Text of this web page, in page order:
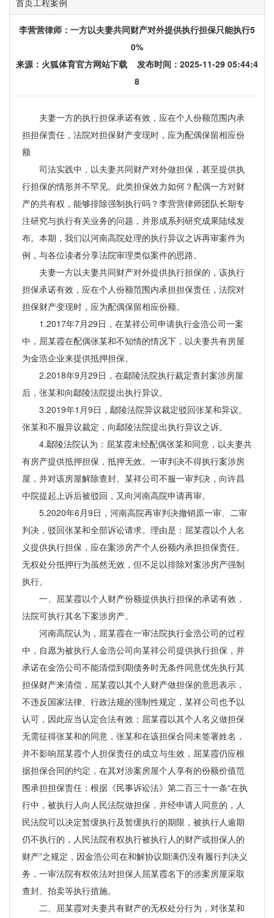
首页工程案例
李营营律师：一方以夫妻共同财产对外提供执行担保只能执行5
0%
来源： 火狐体育官方网站下载 发布时间：2025-11-29 05:44:4
8
夫妻一方的执行担保承诺有效，应在个人份额范围内承
担担保责任，法院对担保财产变现时，应为配偶保留相应份
额
司法实践中，以夫妻共同财产对外做担保，甚至提供执
行担保的情形并不罕见。此类担保效力如何？配偶一方对财
产的共有权，能够排除强制执行吗？李营营律师团队长期专
注研究与执行有关业务的问题，并形成系列研究成果陆续发
布。本期，我们以河南高院处理的执行异议之诉再审案件为
例，与各位读者分享法院审理类似案件的思路。
夫妻一方以夫妻共同财产对外提供执行担保的，该执行
担保承诺有效，应在个人份额范围内承担担保责任，法院对
担保财产变现时，应为配偶保留相应份额。
1.2017年7月29日，在某祥公司申请执行金浩公司一案
中，屈某霞在配偶张某和不知情的情况下，以夫妻共有房屋
为金浩企业来提供抵押担保。
2.2018年9月29日，在鄢陵法院执行裁定查封案涉房屋
后，张某和向鄢陵法院提出执行异议。
3.2019年1月9日，鄢陵法院异议裁定驳回张某和异议。
张某和不服异议裁定，向鄢陵法院提出执行异议之诉。
4.鄢陵法院认为：屈某霞未经配偶张某和同意，以夫妻共
有房产提供抵押担保，抵押无效。一审判决不得执行案涉房
屋，并对该房屋解除查封。某祥公司不服一审判决，向许昌
中院提起上诉后被驳回，又向河南高院申请再审。
5.2020年6月9日，河南高院再审判决撤销原一审、二审
判决，驳回张某和全部诉讼请求。理由是：屈某霞以个人名
义提供执行担保，应在案涉房产个人份额内承担担保责任。
无权处分抵押行为虽然无效，但不足以排除对案涉房产强制
执行。
一、屈某霞以个人财产份额提供执行担保的承诺有效，
法院可执行其名下案涉房产。
河南高院认为，屈某霞在一审法院执行金浩公司的过程
中，自愿为被执行人金浩公司向某祥公司提供执行担保，并
承诺在金浩公司不能清偿到期债务时无条件同意优先执行其
担保财产来清偿，屈某霞以其个人财产做担保的意思表示，
不违反国家法律、行政法规的强制性规定，某祥公司也予以
认可，因此应当认定合法有效；屈某霞以其个人名义做担保
无需征得张某和的同意，张某和在该担保合同未签署姓名，
并不影响屈某霞个人担保责任的成立与生效，屈某霞仍应根
据担保合同的约定，在其对涉案房屋个人享有的份额价值范
围承担担保责任；根据《民事诉讼法》第二百三十一条“在执
行中，被执行人向人民法院做担保，并经申请人同意的，人
民法院可以决定暂缓执行及暂缓执行的期限，被执行人逾期
仍不执行的，人民法院有权执行被执行人的财产或担保人的
财产”之规定，因金浩公司在和解协议期满仍没有履行判决义
务，一审法院有权依法对担保人屈某霞名下的涉案房屋采取
查封、拍卖等执行措施。
二、屈某霞对夫妻共有财产的无权处分行为，对张某和